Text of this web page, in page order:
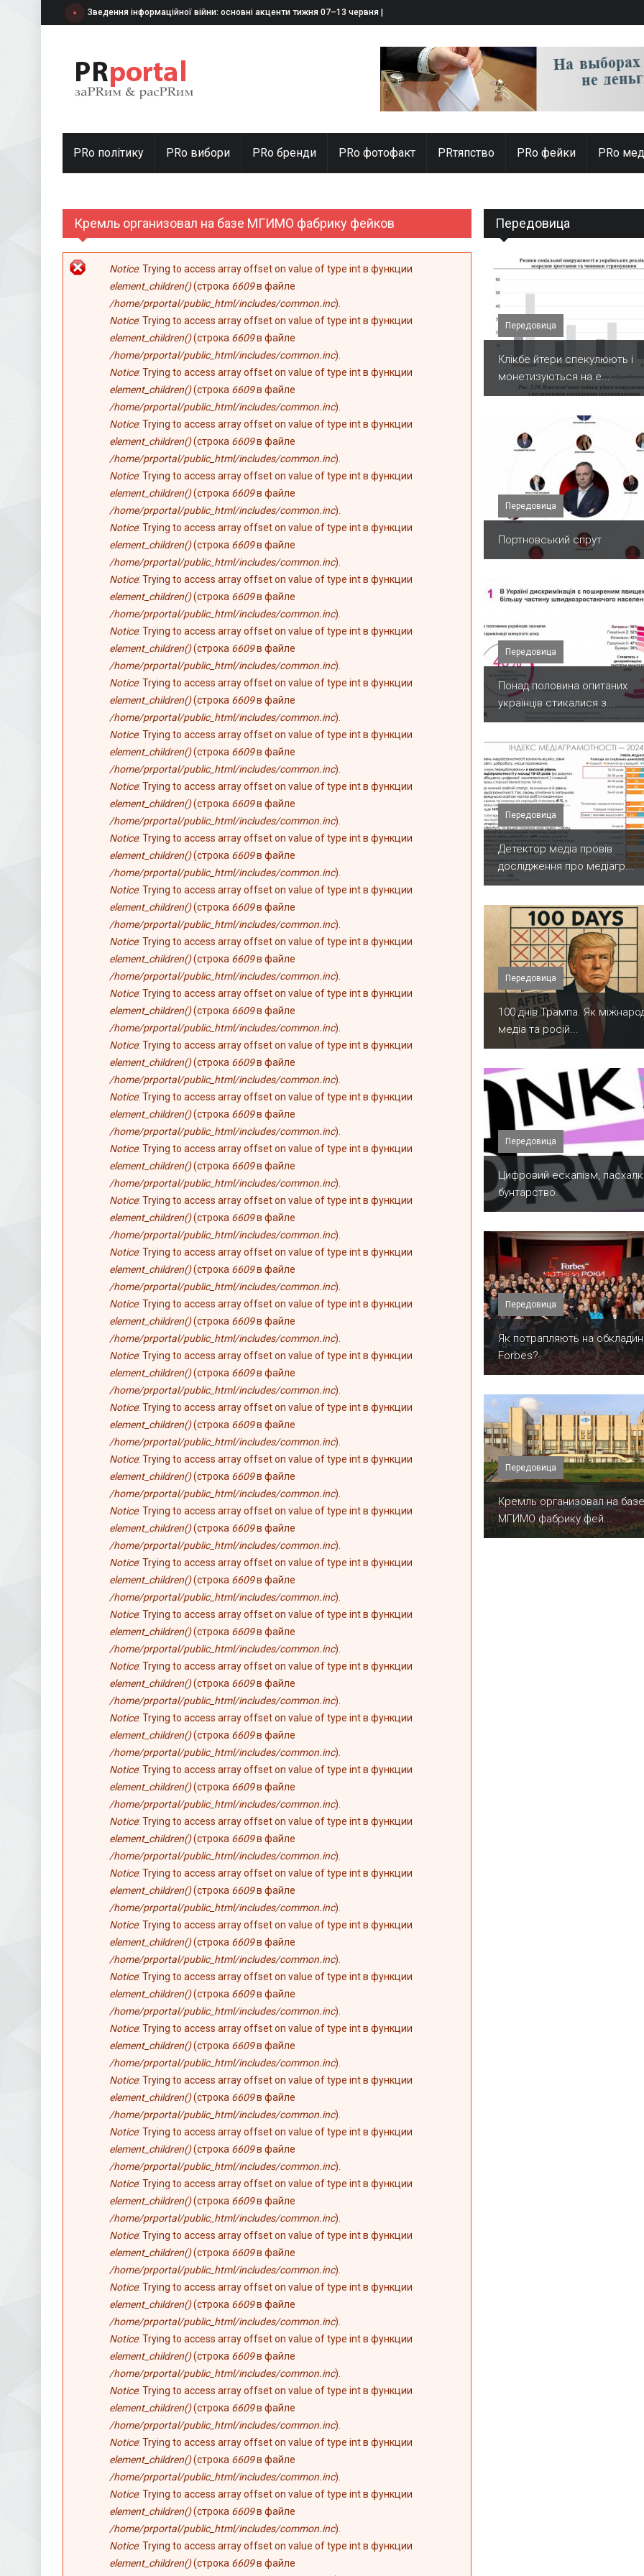
Перейти к основному содержаниюЗведення інформаційної війни: основні акценти тижня 07–13 червня 2025
PRo політику PRo вибори PRо бренди PRо фотофакт PRтяпство PRo фейки PRo
Кремль организовал на базе МГИМО фабрику фейков
Сообщение об ошибке
Notice: Trying to access array offset on value of type int в функции
element_children()(строка 6609в файле
/home/prportal/public_html/includes/common.inc).
Notice: Trying to access array offset on value of type int в функции
element_children()(строка 6609в файле
/home/prportal/public_html/includes/common.inc).
Notice: Trying to access array offset on value of type int в функции
element_children()(строка 6609в файле
/home/prportal/public_html/includes/common.inc).
Notice: Trying to access array offset on value of type int в функции
element_children()(строка 6609в файле
/home/prportal/public_html/includes/common.inc).
Notice: Trying to access array offset on value of type int в функции
element_children()(строка 6609в файле
/home/prportal/public_html/includes/common.inc).
Notice: Trying to access array offset on value of type int в функции
element_children()(строка 6609в файле
/home/prportal/public_html/includes/common.inc).
Notice: Trying to access array offset on value of type int в функции
element_children()(строка 6609в файле
/home/prportal/public_html/includes/common.inc).
Notice: Trying to access array offset on value of type int в функции
element_children()(строка 6609в файле
/home/prportal/public_html/includes/common.inc).
Notice: Trying to access array offset on value of type int в функции
element_children()(строка 6609в файле
/home/prportal/public_html/includes/common.inc).
Notice: Trying to access array offset on value of type int в функции
element_children()(строка 6609в файле
/home/prportal/public_html/includes/common.inc).
Notice: Trying to access array offset on value of type int в функции
element_children()(строка 6609в файле
/home/prportal/public_html/includes/common.inc).
Notice: Trying to access array offset on value of type int в функции
element_children()(строка 6609в файле
/home/prportal/public_html/includes/common.inc).
Notice: Trying to access array offset on value of type int в функции
element_children()(строка 6609в файле
/home/prportal/public_html/includes/common.inc).
Notice: Trying to access array offset on value of type int в функции
element_children()(строка 6609в файле
/home/prportal/public_html/includes/common.inc).
Notice: Trying to access array offset on value of type int в функции
element_children()(строка 6609в файле
/home/prportal/public_html/includes/common.inc).
Notice: Trying to access array offset on value of type int в функции
element_children()(строка 6609в файле
/home/prportal/public_html/includes/common.inc).
Notice: Trying to access array offset on value of type int в функции
element_children()(строка 6609в файле
/home/prportal/public_html/includes/common.inc).
Notice: Trying to access array offset on value of type int в функции
element_children()(строка 6609в файле
/home/prportal/public_html/includes/common.inc).
Notice: Trying to access array offset on value of type int в функции
element_children()(строка 6609в файле
/home/prportal/public_html/includes/common.inc).
Notice: Trying to access array offset on value of type int в функции
element_children()(строка 6609в файле
/home/prportal/public_html/includes/common.inc).
Notice: Trying to access array offset on value of type int в функции
element_children()(строка 6609в файле
/home/prportal/public_html/includes/common.inc).
Notice: Trying to access array offset on value of type int в функции
element_children()(строка 6609в файле
/home/prportal/public_html/includes/common.inc).
Notice: Trying to access array offset on value of type int в функции
element_children()(строка 6609в файле
/home/prportal/public_html/includes/common.inc).
Notice: Trying to access array offset on value of type int в функции
element_children()(строка 6609в файле
/home/prportal/public_html/includes/common.inc).
Notice: Trying to access array offset on value of type int в функции
element_children()(строка 6609в файле
/home/prportal/public_html/includes/common.inc).
Notice: Trying to access array offset on value of type int в функции
element_children()(строка 6609в файле
/home/prportal/public_html/includes/common.inc).
Notice: Trying to access array offset on value of type int в функции
element_children()(строка 6609в файле
/home/prportal/public_html/includes/common.inc).
Notice: Trying to access array offset on value of type int в функции
element_children()(строка 6609в файле
/home/prportal/public_html/includes/common.inc).
Notice: Trying to access array offset on value of type int в функции
element_children()(строка 6609в файле
/home/prportal/public_html/includes/common.inc).
Notice: Trying to access array offset on value of type int в функции
element_children()(строка 6609в файле
/home/prportal/public_html/includes/common.inc).
Notice: Trying to access array offset on value of type int в функции
element_children()(строка 6609в файле
/home/prportal/public_html/includes/common.inc).
Notice: Trying to access array offset on value of type int в функции
element_children()(строка 6609в файле
/home/prportal/public_html/includes/common.inc).
Notice: Trying to access array offset on value of type int в функции
element_children()(строка 6609в файле
/home/prportal/public_html/includes/common.inc).
Notice: Trying to access array offset on value of type int в функции
element_children()(строка 6609в файле
/home/prportal/public_html/includes/common.inc).
Notice: Trying to access array offset on value of type int в функции
element_children()(строка 6609в файле
/home/prportal/public_html/includes/common.inc).
Notice: Trying to access array offset on value of type int в функции
element_children()(строка 6609в файле
/home/prportal/public_html/includes/common.inc).
Notice: Trying to access array offset on value of type int в функции
element_children()(строка 6609в файле
/home/prportal/public_html/includes/common.inc).
Notice: Trying to access array offset on value of type int в функции
element_children()(строка 6609в файле
/home/prportal/public_html/includes/common.inc).
Notice: Trying to access array offset on value of type int в функции
element_children()(строка 6609в файле
/home/prportal/public_html/includes/common.inc).
Notice: Trying to access array offset on value of type int в функции
element_children()(строка 6609в файле
/home/prportal/public_html/includes/common.inc).
Notice: Trying to access array offset on value of type int в функции
element_children()(строка 6609в файле
/home/prportal/public_html/includes/common.inc).
Notice: Trying to access array offset on value of type int в функции
element_children()(строка 6609в файле
/home/prportal/public_html/includes/common.inc).
Notice: Trying to access array offset on value of type int в функции
element_children()(строка 6609в файле
/home/prportal/public_html/includes/common.inc).
Notice: Trying to access array offset on value of type int в функции
element_children()(строка 6609в файле
/home/prportal/public_html/includes/common.inc).
Notice: Trying to access array offset on value of type int в функции
element_children()(строка 6609в файле
Передовица
Передовица
Клікбе йтери спекулюють і
монетизуються на е...
Передовица
Портновський спрут
Передовица
Понад половина опитаних
українців стикалися з...
Передовица
Детектор медіа провів
дослідження про медіагр...
Передовица
100 днів Трампа. Як
медіа та росій...
Передовица
​Цифровий ескапізм,
бунтарство.
Передовица
​Як потрапляють на
Forbes?
Передовица
Кремль организовал на базе
МГИМО фабрику фей...